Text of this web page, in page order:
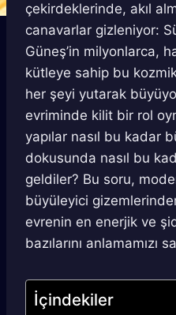
çekirdeklerinde, akıl
canavarlar gizleniyor:
Güneş’in milyonlarca,
kütleye sahip bu
her şeyi yutarak
evriminde kilit bir rol
yapılar nasıl bu kadar
dokusunda nasıl bu
geldiler? Bu soru,
büyüleyici
evrenin en enerjik ve
bazılarını anlamamızı
İçindekiler